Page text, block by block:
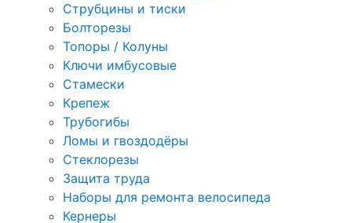
Струбцины и тиски
Болторезы
Топоры / Колуны
Ключи имбусовые
Стамески
Крепеж
Трубогибы
Ломы и гвоздодёры
Стеклорезы
Защита труда
Наборы для ремонта велосипеда
Кернеры